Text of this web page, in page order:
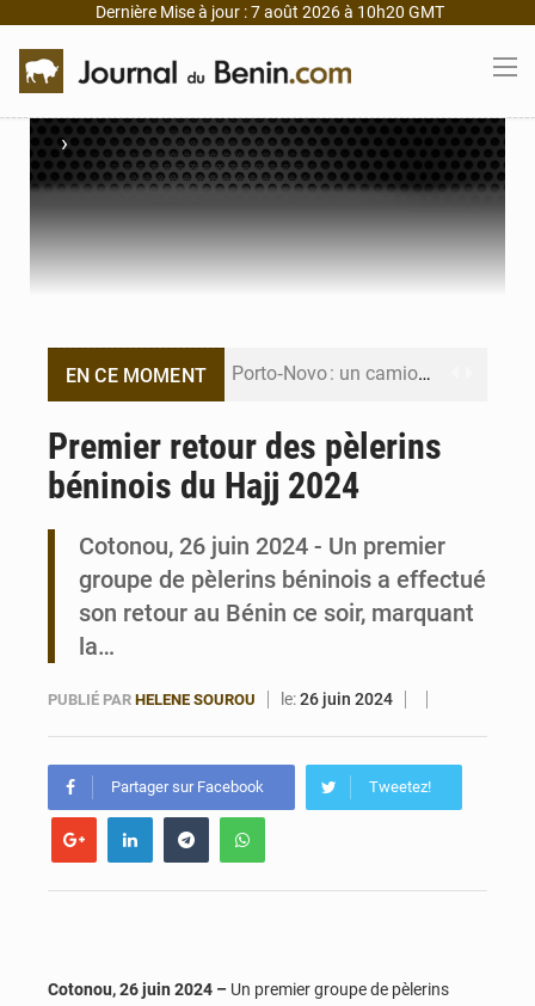
Dernière Mise à jour : 7 août 2026 à 10h20 GMT
›
EN CE MOMENT Porto‑Novo : un camion de produits pétroliers embrase Avakpa
Bénin et Canada scellent un partenariat inédit
Bénin : Le CEG La Verdure de Ouèdo fait sa mue pour la rentrée
Premier retour des pèlerins
béninois du Hajj 2024
Cotonou, 26 juin 2024 - Un premier
groupe de pèlerins béninois a effectué
son retour au Bénin ce soir, marquant
la…
PUBLIÉ PAR HELENE SOUROU le:26 juin 2024
Partager sur Facebook Tweetez!
Cotonou, 26 juin 2024 – Un premier groupe de pèlerins